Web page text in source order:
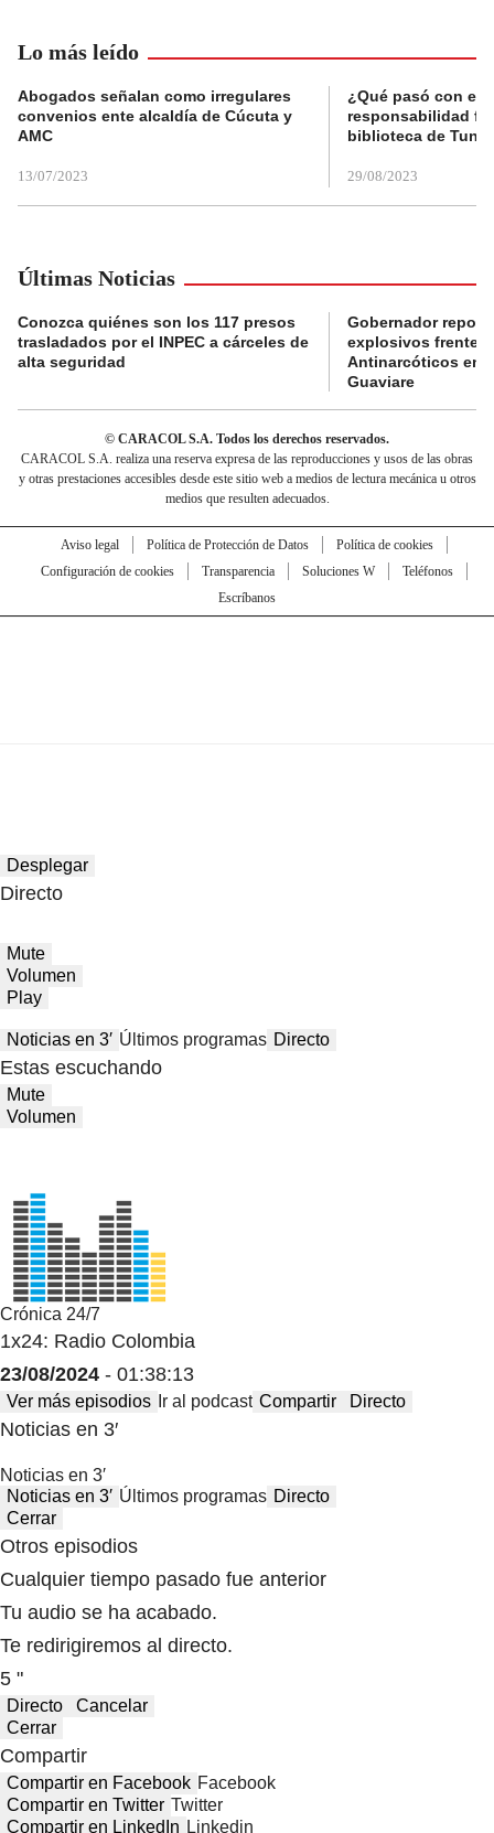
Lo más leído
Abogados señalan como irregulares
convenios ente alcaldía de Cúcuta y
AMC
13/07/2023
¿Qué pasó con el
responsabilidad
biblioteca de
29/08/2023
Últimas Noticias
Conozca quiénes son los 117 presos
trasladados por el INPEC a cárceles de
alta seguridad
Gobernador
explosivos frente a
Antinarcóticos en
Guaviare
© CARACOL S.A. Todos los derechos reservados.
CARACOL S.A. realiza una reserva expresa de las reproducciones y usos de las obras
y otras prestaciones accesibles desde este sitio web a medios de lectura mecánica u otros
medios que resulten adecuados.
Aviso legal Política de Protección de Datos
Política de cookies
Configuración de cookies
Transparencia Soluciones W
Teléfonos
Escríbanos
Desplegar
Directo
Mute
Volumen
Play
Noticias en 3′ Últimos programas Directo
Estas escuchando
Mute
Volumen
Crónica 24/7
1x24: Radio Colombia
23/08/2024 - 01:38:13
Ver más episodios Ir al podcast Compartir Directo
Noticias en 3′
Noticias en 3′
Noticias en 3′ Últimos programas Directo
Cerrar
Otros episodios
Cualquier tiempo pasado fue anterior
Tu audio se ha acabado.
Te redirigiremos al directo.
5 "
Directo
Cancelar
Cerrar
Compartir
Compartir en Facebook Facebook
Compartir en Twitter Twitter
Compartir en LinkedIn Linkedin